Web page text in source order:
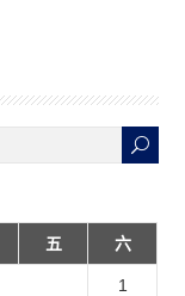
五 六
1